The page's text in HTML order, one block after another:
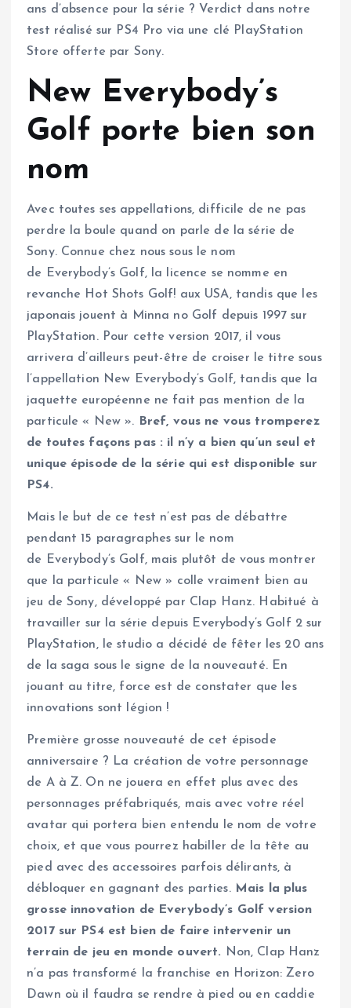
ans d’absence pour la série ? Verdict dans notre
test réalisé sur PS4 Pro via une clé PlayStation
Store offerte par Sony.
New Everybody’s
Golf porte bien son
nom
Avec toutes ses appellations, difficile de ne pas
perdre la boule quand on parle de la série de
Sony. Connue chez nous sous le nom
de Everybody’s Golf, la licence se nomme en
revanche Hot Shots Golf! aux USA, tandis que les
japonais jouent à Minna no Golf depuis 1997 sur
PlayStation. Pour cette version 2017, il vous
arrivera d’ailleurs peut-être de croiser le titre sous
l’appellation New Everybody’s Golf, tandis que la
jaquette européenne ne fait pas mention de la
particule « New ».
Bref, vous ne vous tromperez
de toutes façons pas : il n’y a bien qu’un seul et
unique épisode de la série qui est disponible sur
PS4.
Mais le but de ce test n’est pas de débattre
pendant 15 paragraphes sur le nom
de Everybody’s Golf, mais plutôt de vous montrer
que la particule « New » colle vraiment bien au
jeu de Sony, développé par Clap Hanz. Habitué à
travailler sur la série depuis Everybody’s Golf 2 sur
PlayStation, le studio a décidé de fêter les 20 ans
de la saga sous le signe de la nouveauté. En
jouant au titre, force est de constater que les
innovations sont légion !
Première grosse nouveauté de cet épisode
anniversaire ? La création de votre personnage
de A à Z. On ne jouera en effet plus avec des
personnages préfabriqués, mais avec votre réel
avatar qui portera bien entendu le nom de votre
choix, et que vous pourrez habiller de la tête au
pied avec des accessoires parfois délirants, à
débloquer en gagnant des parties. Mais la plus
grosse innovation de Everybody’s Golf version
2017 sur PS4 est bien de faire intervenir un
terrain de jeu en monde ouvert. Non, Clap Hanz
n’a pas transformé la franchise en Horizon: Zero
Dawn où il faudra se rendre à pied ou en caddie